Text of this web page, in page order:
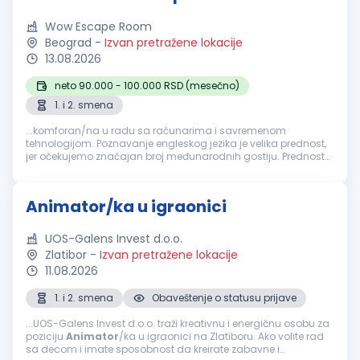
Wow Escape Room
Beograd - Izvan pretražene lokacije
13.08.2026
neto 90.000 - 100.000 RSD (mesečno)
1. i 2. smena
...komforan/na u radu sa računarima i savremenom
tehnologijom. Poznavanje engleskog jezika je velika prednost,
jer očekujemo značajan broj međunarodnih gostiju. Prednost
Animator/ka u igraonici
UOS-Galens Invest d.o.o.
Zlatibor - Izvan pretražene lokacije
11.08.2026
1. i 2. smena
Obaveštenje o statusu prijave
...UOS-Galens Invest d.o.o. traži kreativnu i energičnu osobu za
poziciju Animator/ka u igraonici na Zlatiboru. Ako volite rad
sa decom i imate sposobnost da kreirate zabavne i